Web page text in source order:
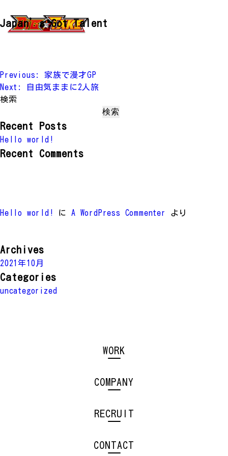
Japan’s Got Talent
投
稿
ビ
ゲ
ー
Previous:
家族で漫才GP
Next:
自由気ままに2人旅
検索
検索
Recent Posts
Hello world!
Recent Comments
Hello world! に A WordPress Commenter より
Archives
2021年10月
Categories
uncategorized
WORK
COMPANY
RECRUIT
CONTACT